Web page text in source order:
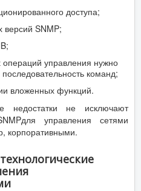
доступа;
версий SNMP;
управления нужно
команд;
вложенных функций.
не исключают
управления сетями
корпоративными.